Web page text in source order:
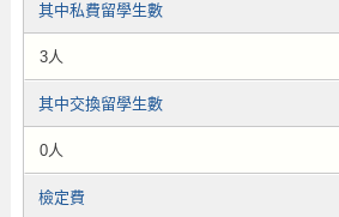
其中私費留學生數
3人
其中交換留學生數
0人
檢定費